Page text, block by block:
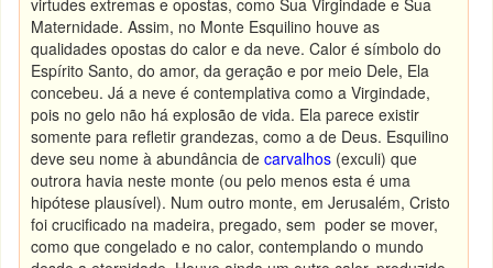
virtudes extremas e opostas, como Sua Virgindade e Sua
Maternidade. Assim, no Monte Esquilino houve as
qualidades opostas do calor e da neve. Calor é símbolo do
Espírito Santo, do amor, da geração e por meio Dele, Ela
concebeu. Já a neve é contemplativa como a Virgindade,
pois no gelo não há explosão de vida. Ela parece existir
somente para refletir grandezas, como a de Deus. Esquilino
deve seu nome à abundância decarvalhos (exculi) que
outrora havia neste monte (ou pelo menos esta é uma
hipótese plausível). Num outro monte, em Jerusalém, Cristo
foi crucificado na madeira, pregado, sem poder se mover,
como que congelado e no calor, contemplando o mundo